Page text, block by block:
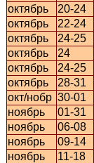
октябрь 20-24
октябрь
22-24
октябрь
24-25
октябрь
24
октябрь
24-25
октябрь
28-31
окт/нобр 30-01
ноябрь
01-31
ноябрь
06-08
ноябрь
09-14
ноябрь
11-18